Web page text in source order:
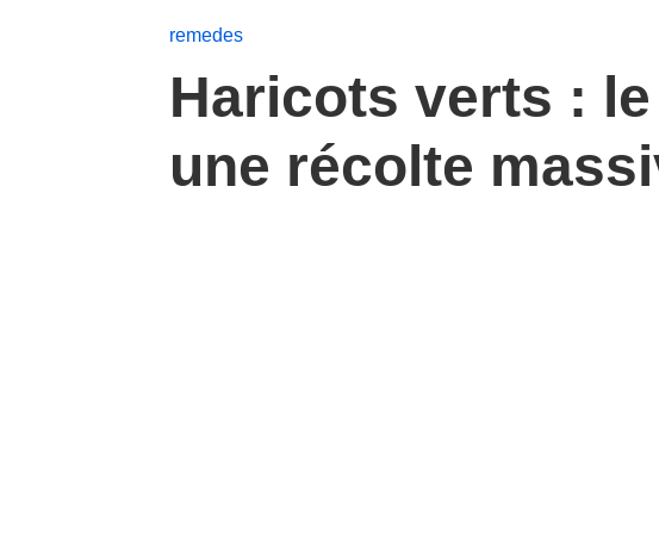
remedes
Haricots verts :
une récolte